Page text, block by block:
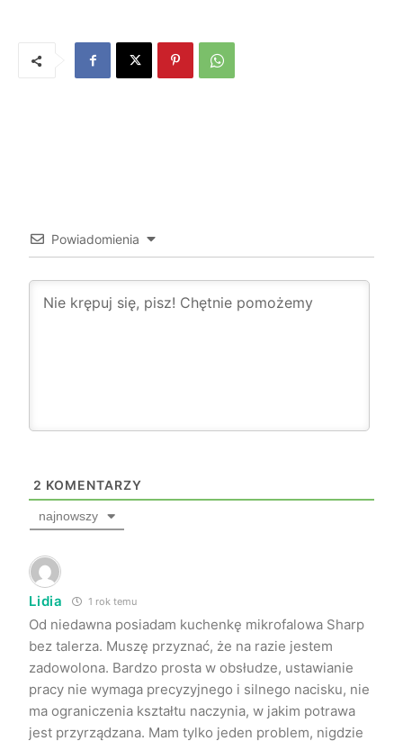
Powiadomienia
2 KOMENTARZY
najnowszy
Lidia 1 rok temu
Od niedawna posiadam kuchenkę mikrofalowa Sharp
bez talerza. Muszę przyznać, że na razie jestem
zadowolona. Bardzo prosta w obsłudze, ustawianie
pracy nie wymaga precyzyjnego i silnego nacisku, nie
ma ograniczenia kształtu naczynia, w jakim potrawa
jest przyrządzana. Mam tylko jeden problem, nigdzie